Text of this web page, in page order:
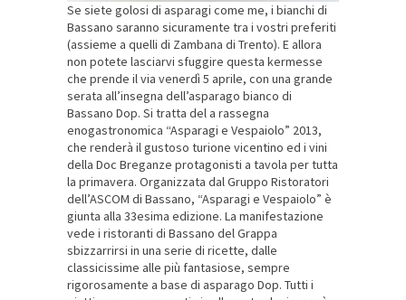
Se siete golosi di asparagi come me, i bianchi di
Bassano saranno sicuramente tra i vostri preferiti
(assieme a quelli di Zambana di Trento). E allora
non potete lasciarvi sfuggire questa kermesse
che prende il via venerdì 5 aprile, con una grande
serata all’insegna dell’asparago bianco di
Bassano Dop. Si tratta del a rassegna
enogastronomica “Asparagi e Vespaiolo” 2013,
che renderà il gustoso turione vicentino ed i vini
della Doc Breganze protagonisti a tavola per tutta
la primavera. Organizzata dal Gruppo Ristoratori
dell’ASCOM di Bassano, “Asparagi e Vespaiolo” è
giunta alla 33esima edizione. La manifestazione
vede i ristoranti di Bassano del Grappa
sbizzarrirsi in una serie di ricette, dalle
classicissime alle più fantasiose, sempre
rigorosamente a base di asparago Dop. Tutti i